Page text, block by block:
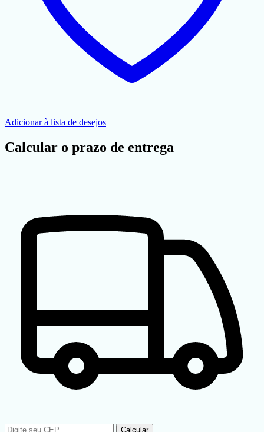
Adicionar à lista de desejos
Calcular o prazo de entrega
Calcular